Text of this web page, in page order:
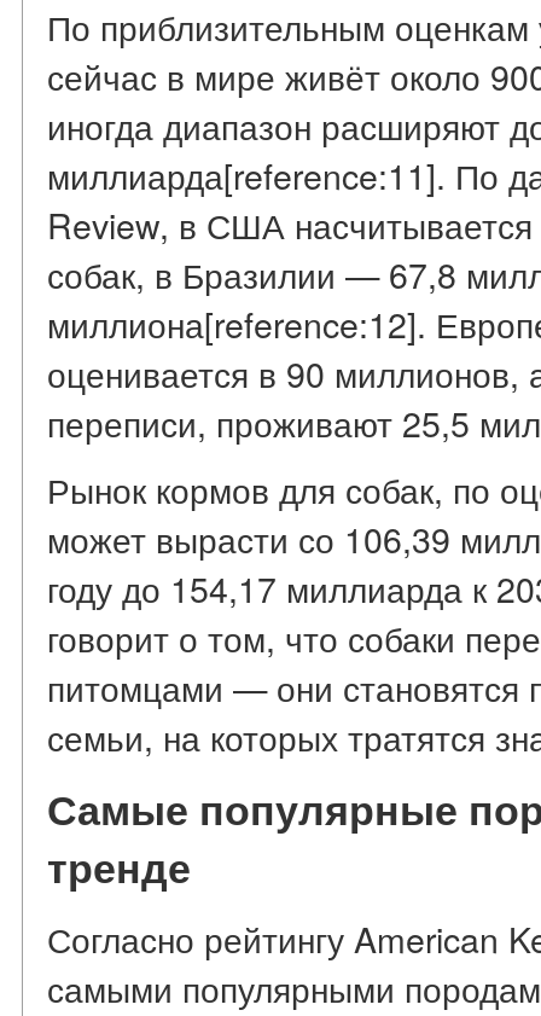
По приблизительным
сейчас в мире живёт около
иногда диапазон расширяют
миллиарда[reference:11]. По
Review, в США
собак, в Бразилии — 67,8
миллиона[reference:12].
оценивается в 90 миллионов,
переписи, проживают 25,5
Рынок кормов для собак, по
может вырасти со 106,39
году до 154,17 миллиарда к
говорит о том, что собаки
питомцами — они
семьи, на которых тратятся
Самые популярные
тренде
Согласно рейтингу American
самыми популярными